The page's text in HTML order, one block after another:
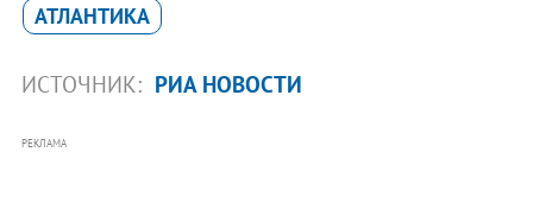
АТЛАНТИКА
ИСТОЧНИК: РИА НОВОСТИ
РЕКЛАМА